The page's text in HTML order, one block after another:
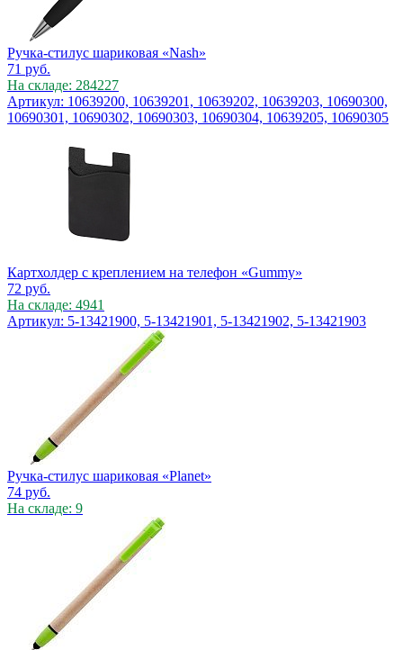
Ручка-стилус шариковая «Nash»
71 руб.
На складе: 284227
Артикул: 10639200, 10639201, 10639202, 10639203, 10690300,
10690301, 10690302, 10690303, 10690304, 10639205, 10690305
Картхолдер с креплением на телефон «Gummy»
72 руб.
На складе: 4941
Артикул: 5-13421900, 5-13421901, 5-13421902, 5-13421903
Ручка-стилус шариковая «Planet»
74 руб.
На складе: 9